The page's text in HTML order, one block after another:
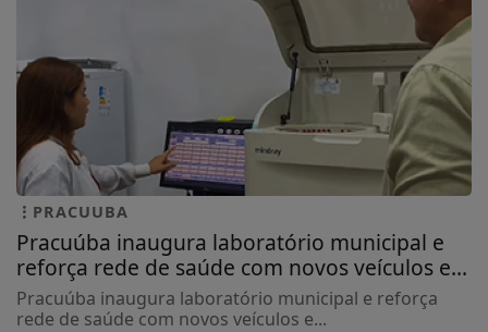
PRACUUBA
Pracuúba inaugura laboratório municipal e
reforça rede de saúde com novos veículos e...
Pracuúba inaugura laboratório municipal e reforça
rede de saúde com novos veículos e...